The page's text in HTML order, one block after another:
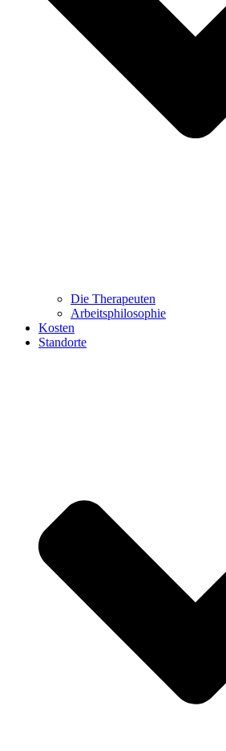
Die Therapeuten
Arbeitsphilosophie
Kosten
Standorte